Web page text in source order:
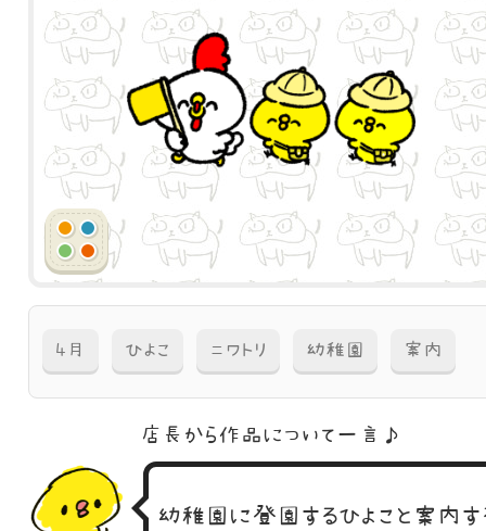
4月 ひよこ ニワトリ 幼稚園 案内
店長から作品に ついて一言♪
幼稚園に登園するひよこと案内す